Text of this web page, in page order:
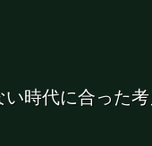
時代に合った